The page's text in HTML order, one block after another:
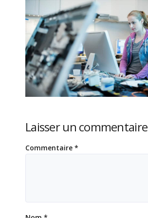
Laisser un commentaire
Commentaire *